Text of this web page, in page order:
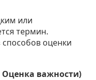
или
термин.
способов оценки
Оценка важности)